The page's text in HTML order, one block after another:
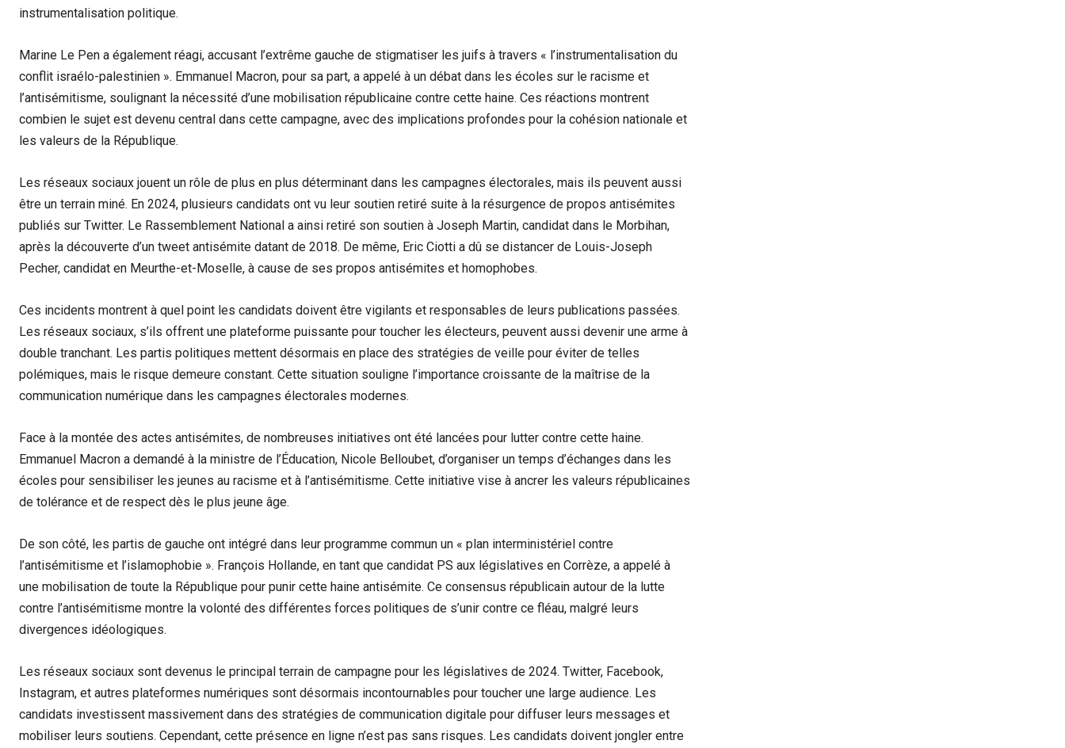
instrumentalisation politique.
Marine Le Pen a également réagi, accusant l’extrême gauche de stigmatiser les juifs à travers « l’instrumentalisation du
conflit israélo-palestinien ». Emmanuel Macron, pour sa part, a appelé à un débat dans les écoles sur le racisme et
l’antisémitisme, soulignant la nécessité d’une mobilisation républicaine contre cette haine. Ces réactions montrent
combien le sujet est devenu central dans cette campagne, avec des implications profondes pour la cohésion nationale et
les valeurs de la République.
Les réseaux sociaux jouent un rôle de plus en plus déterminant dans les campagnes électorales, mais ils peuvent aussi
être un terrain miné. En 2024, plusieurs candidats ont vu leur soutien retiré suite à la résurgence de propos antisémites
publiés sur Twitter. Le Rassemblement National a ainsi retiré son soutien à Joseph Martin, candidat dans le Morbihan,
après la découverte d’un tweet antisémite datant de 2018. De même, Eric Ciotti a dû se distancer de Louis-Joseph
Pecher, candidat en Meurthe-et-Moselle, à cause de ses propos antisémites et homophobes.
Ces incidents montrent à quel point les candidats doivent être vigilants et responsables de leurs publications passées.
Les réseaux sociaux, s’ils offrent une plateforme puissante pour toucher les électeurs, peuvent aussi devenir une arme à
double tranchant. Les partis politiques mettent désormais en place des stratégies de veille pour éviter de telles
polémiques, mais le risque demeure constant. Cette situation souligne l’importance croissante de la maîtrise de la
communication numérique dans les campagnes électorales modernes.
Face à la montée des actes antisémites, de nombreuses initiatives ont été lancées pour lutter contre cette haine.
Emmanuel Macron a demandé à la ministre de l’Éducation, Nicole Belloubet, d’organiser un temps d’échanges dans les
écoles pour sensibiliser les jeunes au racisme et à l’antisémitisme. Cette initiative vise à ancrer les valeurs républicaines
de tolérance et de respect dès le plus jeune âge.
De son côté, les partis de gauche ont intégré dans leur programme commun un « plan interministériel contre
l’antisémitisme et l’islamophobie ». François Hollande, en tant que candidat PS aux législatives en Corrèze, a appelé à
une mobilisation de toute la République pour punir cette haine antisémite. Ce consensus républicain autour de la lutte
contre l’antisémitisme montre la volonté des différentes forces politiques de s’unir contre ce fléau, malgré leurs
divergences idéologiques.
Les réseaux sociaux sont devenus le principal terrain de campagne pour les législatives de 2024. Twitter, Facebook,
Instagram, et autres plateformes numériques sont désormais incontournables pour toucher une large audience. Les
candidats investissent massivement dans des stratégies de communication digitale pour diffuser leurs messages et
mobiliser leurs soutiens. Cependant, cette présence en ligne n’est pas sans risques. Les candidats doivent jongler entre